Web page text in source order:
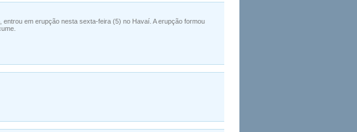
em erupção nesta sexta-feira (5) no Havaí. A erupção formou